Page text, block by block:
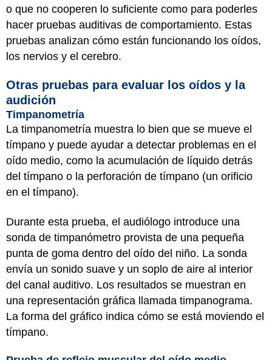
o que no cooperen lo suficiente como para poderles
hacer pruebas auditivas de comportamiento. Estas
pruebas analizan cómo están funcionando los oídos,
los nervios y el cerebro.
Otras pruebas para evaluar los oídos y la
audición
Timpanometría
La timpanometría muestra lo bien que se mueve el
tímpano y puede ayudar a detectar problemas en el
oído medio, como la acumulación de líquido detrás
del tímpano o la perforación de tímpano (un orificio
en el tímpano).
Durante esta prueba, el audiólogo introduce una
sonda de timpanómetro provista de una pequeña
punta de goma dentro del oído del niño. La sonda
envía un sonido suave y un soplo de aire al interior
del canal auditivo. Los resultados se muestran en
una representación gráfica llamada timpanograma.
La forma del gráfico indica cómo se está moviendo el
tímpano.